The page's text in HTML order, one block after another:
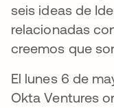
seis ideas de
relacionadas
creemos que
El lunes 6 de
Okta Ventures